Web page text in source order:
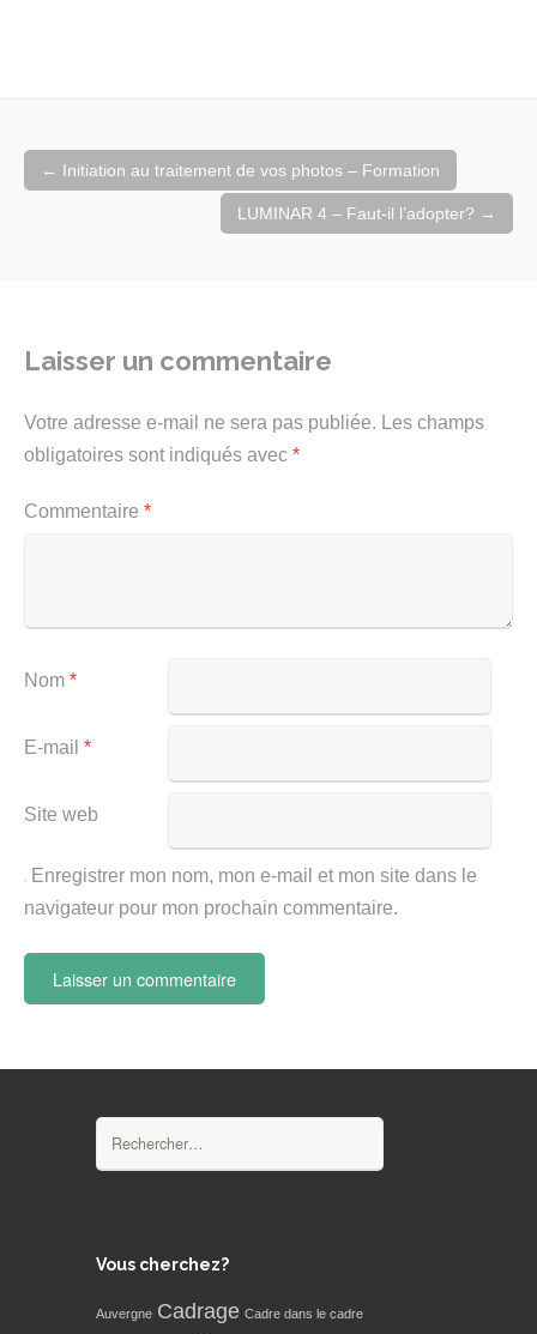
Navigation
de
← Initiation au traitement de vos photos – Formation
LUMINAR 4 – Faut-il l’adopter? →
Laisser un commentaire
Votre adresse e-mail ne sera pas publiée. Les champs
obligatoires sont indiqués avec *
Commentaire *
Nom *
E-mail *
Site web
Enregistrer mon nom, mon e-mail et mon site dans le
navigateur pour mon prochain commentaire.
Vous cherchez?
Auvergne Cadrage Cadre dans le cadre